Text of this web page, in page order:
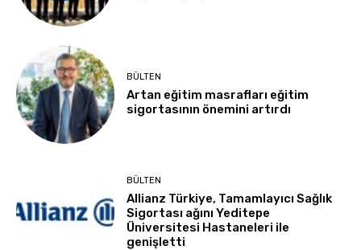
BÜLTEN
Artan eğitim masrafları eğitim
sigortasının önemini artırdı
BÜLTEN
Allianz Türkiye, Tamamlayıcı Sağlık
Sigortası ağını Yeditepe
Üniversitesi Hastaneleri ile
genişletti